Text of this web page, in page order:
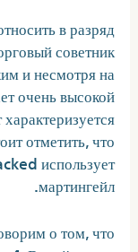
в разряд
советник
и несмотря на
очень высокой
отметить, что
использует
мартингейл.
о том, что